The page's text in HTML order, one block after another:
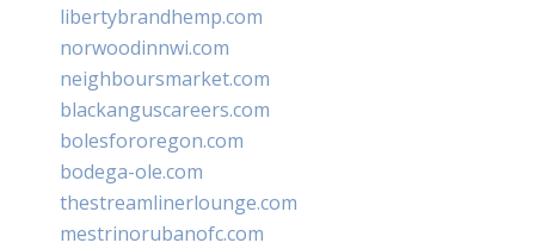
libertybrandhemp.com
norwoodinnwi.com
neighboursmarket.com
blackanguscareers.com
bolesfororegon.com
bodega-ole.com
thestreamlinerlounge.com
mestrinorubanofc.com